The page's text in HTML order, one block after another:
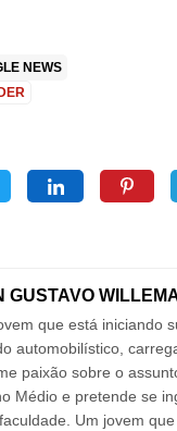
NEWS
GUSTAVO
que está iniciando
automobilístico,
paixão sobre o
Médio e pretende se
Um jovem